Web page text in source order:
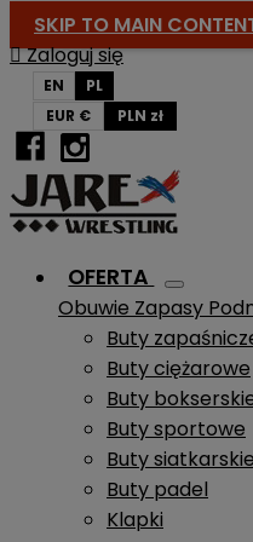
SKIP TO MAIN
Zaloguj się
EN
PL
EUR €
PLN zł
OFERTA
Obuwie Zapasy
Buty
Buty ciężarowe
Buty
Buty sportowe
Buty siatkarskie
Buty padel
Klapki